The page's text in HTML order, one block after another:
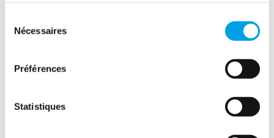
Nécessaires
Préférences
Statistiques
équipée pour nettoyer et désinfecter les zones
touchées, assurant un environnement sûr et sain.
Recherche de fuite
Nous utilisons des méthodes
avancées pour localiser les fuites et prévenir les
Démolition
Si nécessaire, nous pouvons démolir et